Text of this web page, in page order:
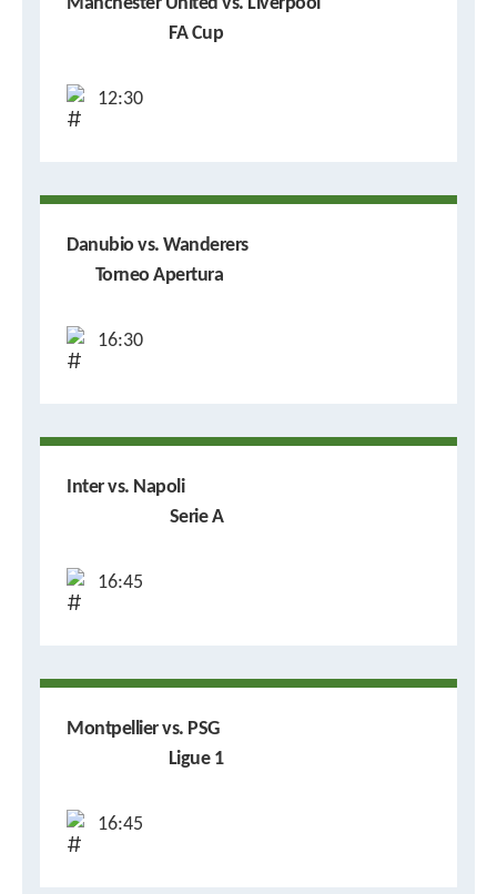
FA Cup
12:30
Danubio vs. Wanderers
Torneo Apertura
16:30
Inter vs. Napoli
Serie A
16:45
Montpellier vs. PSG
Ligue 1
16:45